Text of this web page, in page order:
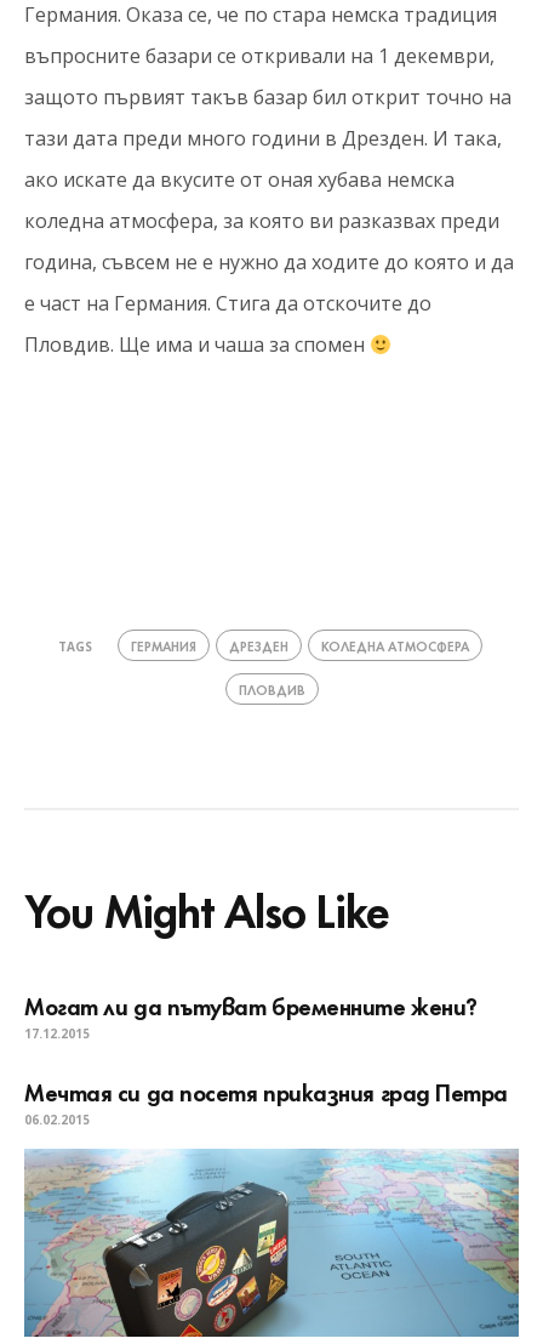
Германия. Оказа се, че по стара немска традиция
въпросните базари се откривали на 1 декември,
защото първият такъв базар бил открит точно на
тази дата преди много години в Дрезден. И така,
ако искате да вкусите от оная хубава немска
коледна атмосфера, за която ви разказвах преди
година, съвсем не е нужно да ходите до която и да
е част на Германия. Стига да отскочите до
Пловдив. Ще има и чаша за спомен
TAGS ГЕРМАНИЯ ДРЕЗДЕН КОЛЕДНА АТМОСФЕРА
ПЛОВДИВ
You Might Also Like
Могат ли да пътуват бременните жени?
17.12.2015
Мечтая си да посетя приказния град Петра
06.02.2015